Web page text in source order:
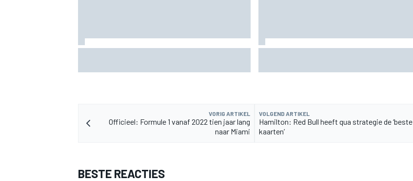
VORIG ARTIKEL
Officieel: Formule 1 vanaf 2022 tien jaar lang
naar Miami
VOLGEND ARTIKEL
Hamilton: Red Bull heeft qua strategie de ‘beste
kaarten’
BESTE REACTIES